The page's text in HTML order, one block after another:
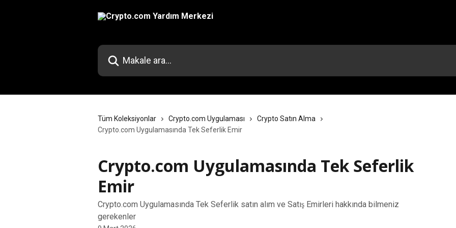
Makale ara...
Tüm Koleksiyonlar Crypto.com Uygulaması
Crypto Satın Alma
Crypto.com Uygulamasında Tek Seferlik Emir
Crypto.com Uygulamasında Tek Seferlik
Emir
Crypto.com Uygulamasında Tek Seferlik satın alım ve Satış Emirleri hakkında bilmeniz
gerekenler